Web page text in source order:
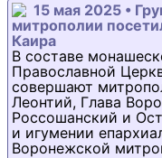
15 мая 2025 •
митрополии
Каира
В составе
Православной
совершают
Леонтий, Глава
Россошанский и
и игумении
Воронежской